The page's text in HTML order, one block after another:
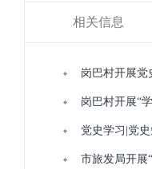
相关信息
岗巴村开展党
岗巴村开展“
党史学习|党史
市旅发局开展